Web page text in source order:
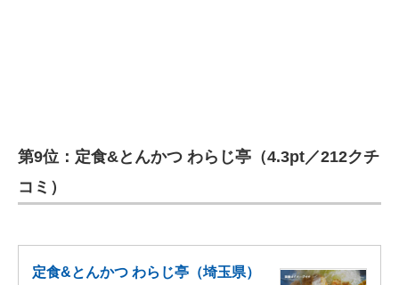
電子設計の基本と応用
エネルギーの専門メディア
第9位：定食&とんかつ わらじ亭（4.3pt／212クチ
コミ）
定食&とんかつ わらじ亭（埼玉県）